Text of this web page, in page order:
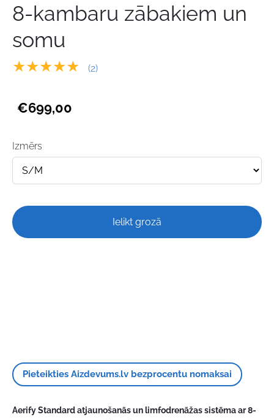
8-kambaru zābakiem un
somu
★★★★★ (2)
€699,00
Izmērs
Ielikt grozā
Pieteikties Aizdevums.lv bezprocentu nomaksai
Aerify Standard atjaunošanās un limfodrenāžas sistēma ar 8-